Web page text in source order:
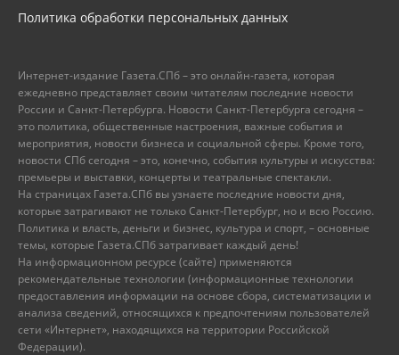
Политика обработки персональных данных
Интернет-издание Газета.СПб – это онлайн-газета, которая
ежедневно представляет своим читателям последние новости
России и Санкт-Петербурга. Новости Санкт-Петербурга сегодня –
это политика, общественные настроения, важные события и
мероприятия, новости бизнеса и социальной сферы. Кроме того,
новости СПб сегодня – это, конечно, события культуры и искусства:
премьеры и выставки, концерты и театральные спектакли.
На страницах Газета.СПб вы узнаете последние новости дня,
которые затрагивают не только Санкт-Петербург, но и всю Россию.
Политика и власть, деньги и бизнес, культура и спорт, – основные
темы, которые Газета.СПб затрагивает каждый день!
На информационном ресурсе (сайте) применяются
рекомендательные технологии (информационные технологии
предоставления информации на основе сбора, систематизации и
анализа сведений, относящихся к предпочтениям пользователей
сети «Интернет», находящихся на территории Российской
Федерации).